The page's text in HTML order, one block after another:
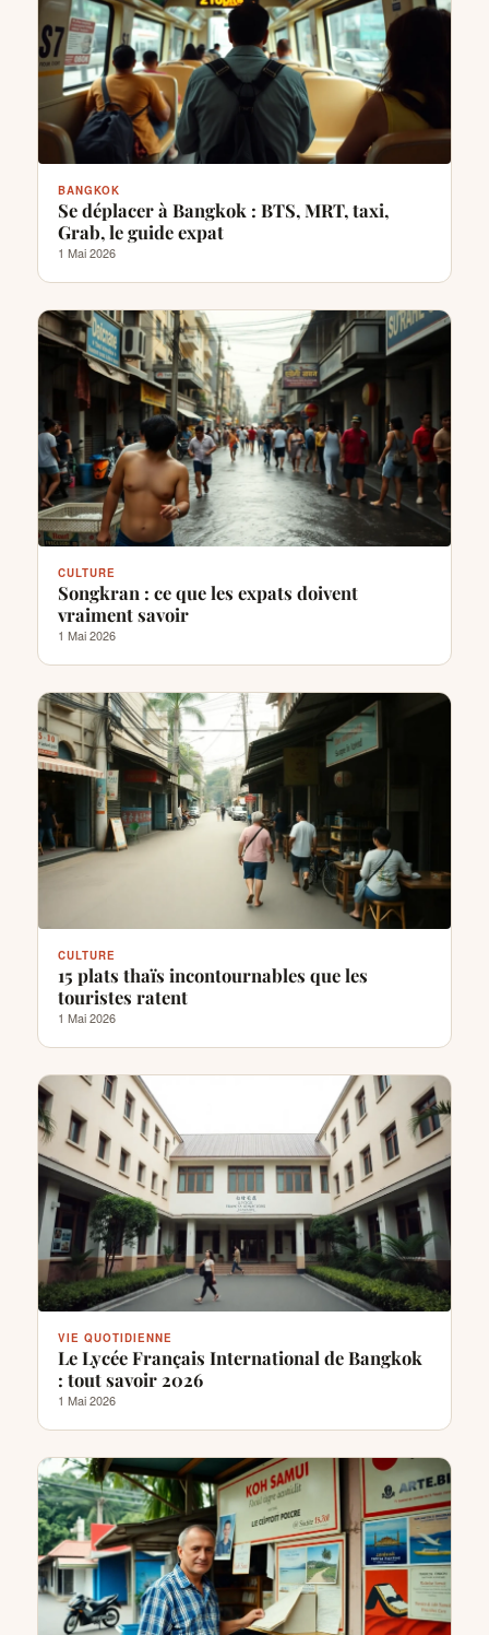
BANGKOK
Se déplacer à Bangkok : BTS, MRT, taxi,
Grab, le guide expat
1 Mai 2026
CULTURE
Songkran : ce que les expats doivent
vraiment savoir
1 Mai 2026
CULTURE
15 plats thaïs incontournables que les
touristes ratent
1 Mai 2026
VIE QUOTIDIENNE
Le Lycée Français International de Bangkok
: tout savoir 2026
1 Mai 2026